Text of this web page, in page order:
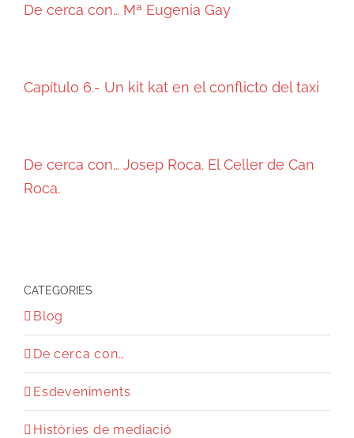
De cerca con… Mª Eugenia Gay
Capítulo 6.- Un kit kat en el conflicto del taxi
De cerca con… Josep Roca. El Celler de Can
Roca.
CATEGORIES
Blog
De cerca con…
Esdeveniments
Històries de mediació